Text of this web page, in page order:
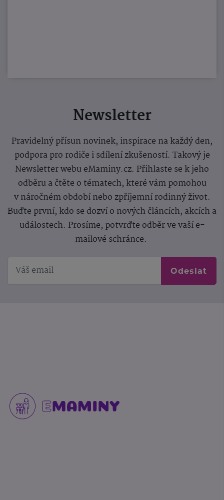
Newsletter
Pravidelný přísun novinek, inspirace na každý den,
podpora pro rodiče i sdílení zkušeností. Takový je
Newsletter webu eMaminy.cz. Přihlaste se k jeho
odběru a čtěte o tématech, které vám pomohou
v náročném období nebo zpříjemní rodinný život.
Buďte první, kdo se dozví o nových článcích, akcích a
událostech. Prosíme, potvrďte odběr ve vaší e-
mailové schránce.
Odeslat